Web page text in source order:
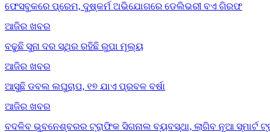
ଫେସବୁକରେ ପ୍ରେମ, ଦୁଷ୍କର୍ମ ଅଭିଯୋଗରେ ଡେଲିଭରୀ ବଏ ଗିରଫ
ଆଜିର ଖବର
ବଢୁଛି ସୁନା ଦର ସ୍ଥିର ରହିଛି ରୁପା ମୂଲ୍ୟ
ଆଜିର ଖବର
ଆସୁଛି ଡବଲ ଲଘୁଚାପ, ୧୭ ଯାଏ ପ୍ରବଳ ବର୍ଷା
ଆଜିର ଖବର
ବଦଳିବ ଭୁବନେଶ୍ବରର ଟ୍ରାଫିକ ସିଗନାଲ ବ୍ୟବସ୍ଥା, ଲାଗିବ ନୂଆ ସ୍ମାର୍ଟ